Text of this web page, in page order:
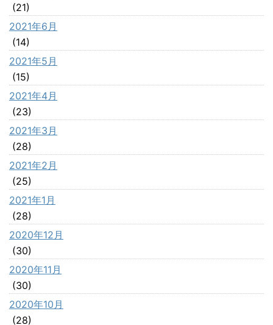
(21)
2021年6月
(14)
2021年5月
(15)
2021年4月
(23)
2021年3月
(28)
2021年2月
(25)
2021年1月
(28)
2020年12月
(30)
2020年11月
(30)
2020年10月
(28)